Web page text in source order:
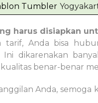
Tumbler
harus disiapkan
tarif, Anda bisa
Ini dikarenakan
benar-benar
Anda, semoga